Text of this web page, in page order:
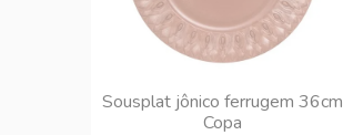
Sousplat jônico ferrugem 36cm
Copa